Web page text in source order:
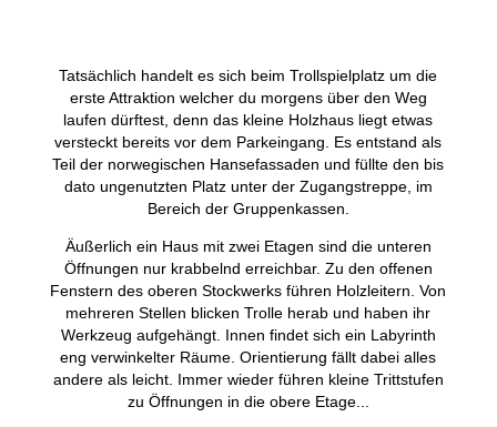
Tatsächlich handelt es sich beim Trollspielplatz um die
erste Attraktion welcher du morgens über den Weg
laufen dürftest, denn das kleine Holzhaus liegt etwas
versteckt bereits vor dem Parkeingang. Es entstand als
Teil der norwegischen Hansefassaden und füllte den bis
dato ungenutzten Platz unter der Zugangstreppe, im
Bereich der Gruppenkassen.
Äußerlich ein Haus mit zwei Etagen sind die unteren
Öffnungen nur krabbelnd erreichbar. Zu den offenen
Fenstern des oberen Stockwerks führen Holzleitern. Von
mehreren Stellen blicken Trolle herab und haben ihr
Werkzeug aufgehängt. Innen findet sich ein Labyrinth
eng verwinkelter Räume. Orientierung fällt dabei alles
andere als leicht. Immer wieder führen kleine Trittstufen
zu Öffnungen in die obere Etage.